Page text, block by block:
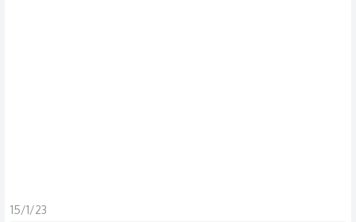
15/1/23